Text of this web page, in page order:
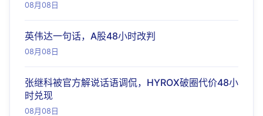
08月08日
英伟达一句话，A股48小时改判
08月08日
张继科被官方解说话语调侃，HYROX破圈代价48小
时兑现
08月08日